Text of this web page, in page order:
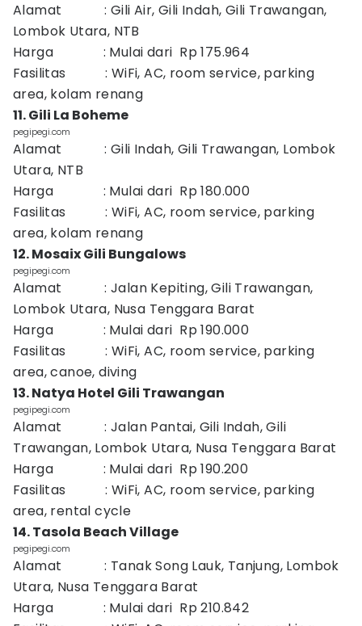
Alamat : Gili Air, Gili Indah, Gili Trawangan,
Lombok Utara, NTB
Harga : Mulai dari Rp 175.964
Fasilitas : WiFi, AC, room service, parking
area, kolam renang
11. Gili La Boheme
pegipegi.com
Alamat : Gili Indah, Gili Trawangan, Lombok
Utara, NTB
Harga : Mulai dari Rp 180.000
Fasilitas : WiFi, AC, room service, parking
area, kolam renang
12. Mosaix Gili Bungalows
pegipegi.com
Alamat : Jalan Kepiting, Gili Trawangan,
Lombok Utara, Nusa Tenggara Barat
Harga : Mulai dari Rp 190.000
Fasilitas : WiFi, AC, room service, parking
area, canoe, diving
13. Natya Hotel Gili Trawangan
pegipegi.com
Alamat : Jalan Pantai, Gili Indah, Gili
Trawangan, Lombok Utara, Nusa Tenggara Barat
Harga : Mulai dari Rp 190.200
Fasilitas : WiFi, AC, room service, parking
area, rental cycle
14. Tasola Beach Village
pegipegi.com
Alamat : Tanak Song Lauk, Tanjung, Lombok
Utara, Nusa Tenggara Barat
Harga : Mulai dari Rp 210.842